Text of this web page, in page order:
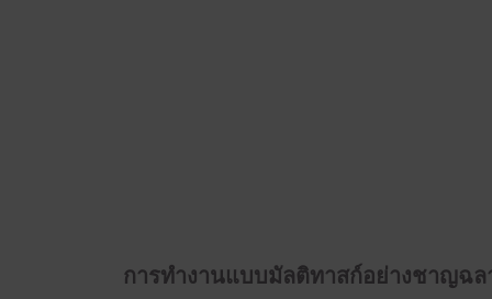
การทำงานแบบมัลติทาสก์อย่างชาญฉล